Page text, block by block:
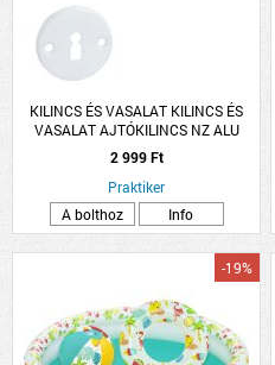
KILINCS ÉS VASALAT KILINCS ÉS
VASALAT AJTÓKILINCS NZ ALU
FEHÉR LANA ROZETTÁS
2 999 Ft
Praktiker
A bolthoz
Info
-19%